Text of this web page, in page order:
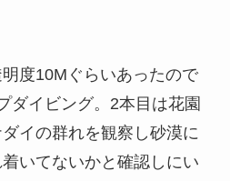
度10Mぐらいあったので
ダイビング。2本目は花園
イの群れを観察し砂漠に
いてないかと確認しにい